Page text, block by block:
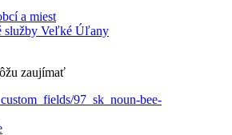
a miest
služby Veľké Úľany
zaujímať